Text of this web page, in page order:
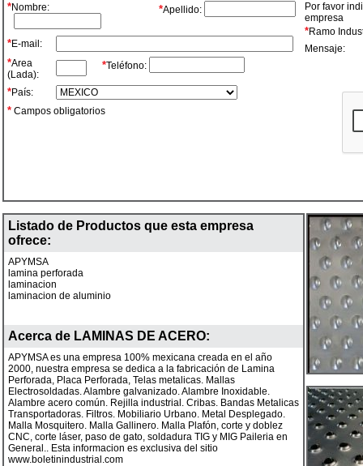
*Nombre: *Apellido:
*E-mail:
*Area
(Lada):
*Teléfono:
*País:
* Campos obligatorios
Por favor
empresa
*Ramo
Mensaje:
Listado de Productos que esta empresa
ofrece:
APYMSA
lamina perforada
laminacion
laminacion de aluminio
Acerca de LAMINAS DE ACERO:
APYMSA es una empresa 100% mexicana creada en el año
2000, nuestra empresa se dedica a la fabricación de Lamina
Perforada, Placa Perforada, Telas metalicas. Mallas
Electrosoldadas. Alambre galvanizado. Alambre Inoxidable.
Alambre acero común. Rejilla industrial. Cribas. Bandas Metalicas
Transportadoras. Filtros. Mobiliario Urbano. Metal Desplegado.
Malla Mosquitero. Malla Gallinero. Malla Plafón, corte y doblez
CNC, corte láser, paso de gato, soldadura TIG y MIG Paileria en
General.. Esta informacion es exclusiva del sitio
www.boletinindustrial.com